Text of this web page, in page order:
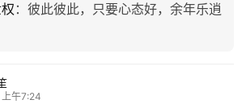
： 彼此彼此，只要心态好，余年乐逍
午7:24